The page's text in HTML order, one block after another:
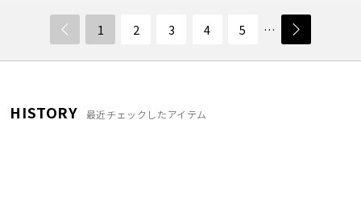
1 2 3 4 5 …
HISTORY 最近チェックしたアイテム